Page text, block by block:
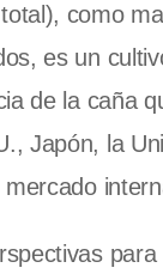
como
es un
de la caña
Japón, la